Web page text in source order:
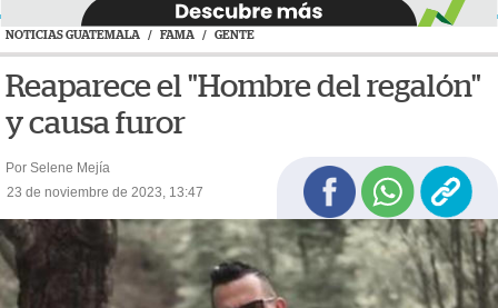
NOTICIAS GUATEMALA / FAMA / GENTE
Reaparece el "Hombre del regalón"
y causa furor
Por Selene Mejía
23 de noviembre de 2023, 13:47